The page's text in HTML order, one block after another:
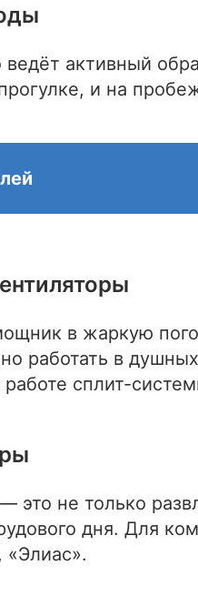
ведёт активный
и на
в жаркую
работать в
сплит-
это не только
дня. Для
«Элиас».